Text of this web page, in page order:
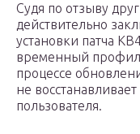
Судя по отзыву
действительно
установки патча
временный
процессе
не
пользователя.